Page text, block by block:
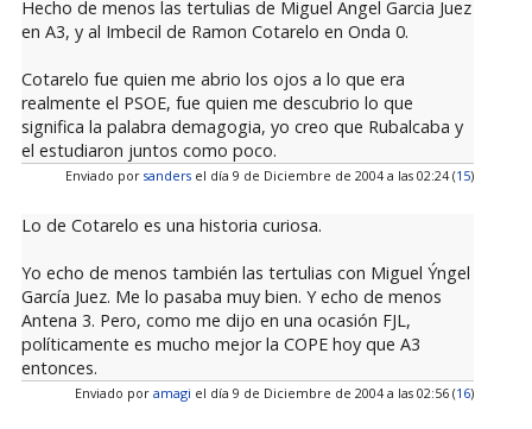
Hecho de menos las tertulias de Miguel Angel Garcia Juez
en A3, y al Imbecil de Ramon Cotarelo en Onda 0.
Cotarelo fue quien me abrio los ojos a lo que era
realmente el PSOE, fue quien me descubrio lo que
significa la palabra demagogia, yo creo que Rubalcaba y
el estudiaron juntos como poco.
Enviado por sandersel día 9 de Diciembre de 2004 a las 02:24 (15)
Lo de Cotarelo es una historia curiosa.
Yo echo de menos también las tertulias con Miguel Ýngel
García Juez. Me lo pasaba muy bien. Y echo de menos
Antena 3. Pero, como me dijo en una ocasión FJL,
políticamente es mucho mejor la COPE hoy que A3
entonces.
Enviado por amagi el día 9 de Diciembre de 2004 a las 02:56 (16)